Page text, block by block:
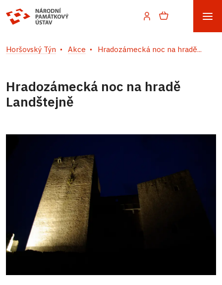
Horšovský Týn Akce Hradozámecká noc na hradě...
Hradozámecká noc na hradě
Landštejně